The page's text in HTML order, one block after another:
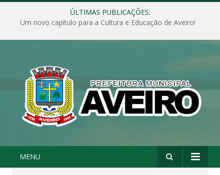
ÚLTIMAS PUBLICAÇÕES:
Um novo capítulo para a Cultura e Educação de Aveiro!
MENU